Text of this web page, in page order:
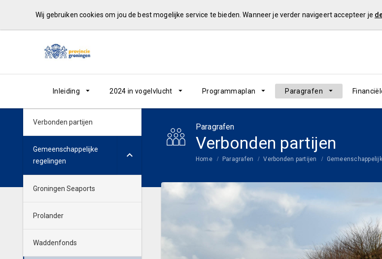
Wij gebruiken cookies om jou de best mogelijke service te bieden. Wanneer je verder navigeert accepteer je
Inleiding 2024 in vogelvlucht Programmaplan Paragrafen
Paragrafen
Verbonden partijen
Home Paragrafen Verbonden partijen
Verbonden partijen
Gemeenschappelijke
regelingen
Groningen Seaports
Prolander
Waddenfonds